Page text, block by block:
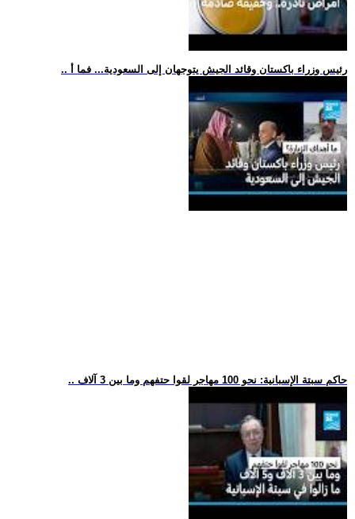
.. رئيس وزراء باكستان وقائد الجيش يتوجهان إلى السعودية... فما أ
.. حاكم سبتة الإسبانية: نحو 100 مهاجر لقوا حتفهم وما بين 3 آلاف